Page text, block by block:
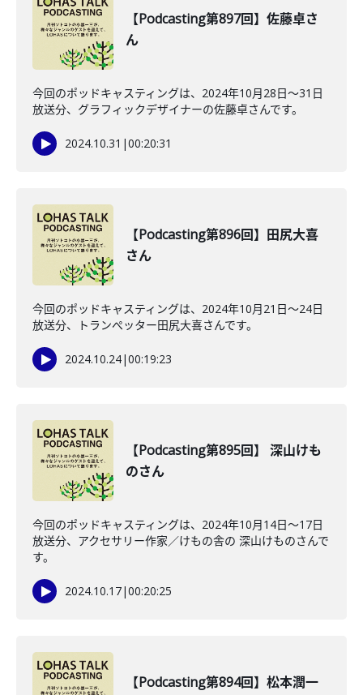
【Podcasting第897回】佐藤卓さ
ん
今回のポッドキャスティングは、2024年10月28日〜31日
放送分、グラフィックデザイナーの佐藤卓さんです。
2024.10.31 |00:20:31
【Podcasting第896回】田尻大喜
さん
今回のポッドキャスティングは、2024年10月21日〜24日
放送分、トランぺッター田尻大喜さんです。
2024.10.24|00:19:23
【Podcasting第895回】 深山けも
のさん
今回のポッドキャスティングは、2024年10月14日〜17日
放送分、アクセサリー作家／けもの舎の 深山けものさんで
す。
2024.10.17|00:20:25
【Podcasting第894回】松本潤一